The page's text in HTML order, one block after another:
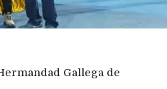
Gallega de